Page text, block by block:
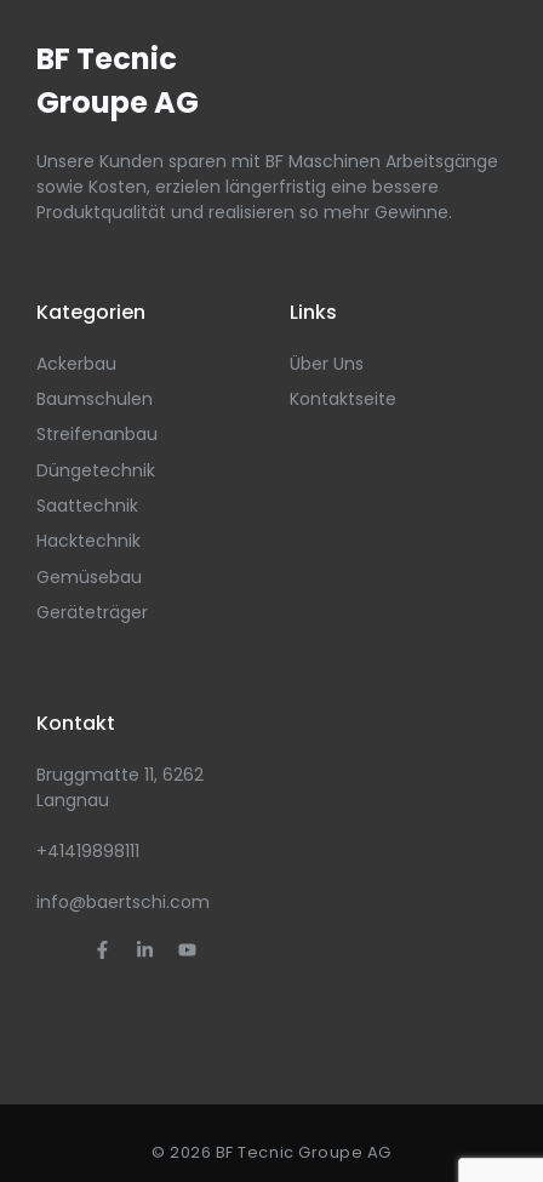
BF Tecnic
Groupe AG
Unsere Kunden sparen mit BF Maschinen Arbeitsgänge
sowie Kosten, erzielen längerfristig eine bessere
Produktqualität und realisieren so mehr Gewinne.
Kategorien
Ackerbau
Baumschulen
Streifenanbau
Düngetechnik
Saattechnik
Hacktechnik
Gemüsebau
Geräteträger
Links
Über Uns
Kontaktseite
Kontakt
Bruggmatte 11, 6262
Langnau
+41419898111
info@baertschi.com
© 2026 BF Tecnic Groupe AG